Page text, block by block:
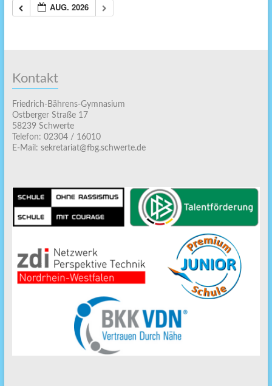
AUG. 2026
Kontakt
Friedrich-Bährens-Gymnasium
Ostberger Straße 17
58239 Schwerte
Telefon: 02304 / 16010
E-Mail: sekretariat@fbg.schwerte.de